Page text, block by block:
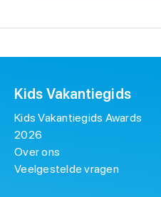
Kids Vakantiegids
Kids Vakantiegids Awards
2026
Over ons
Veelgestelde vragen